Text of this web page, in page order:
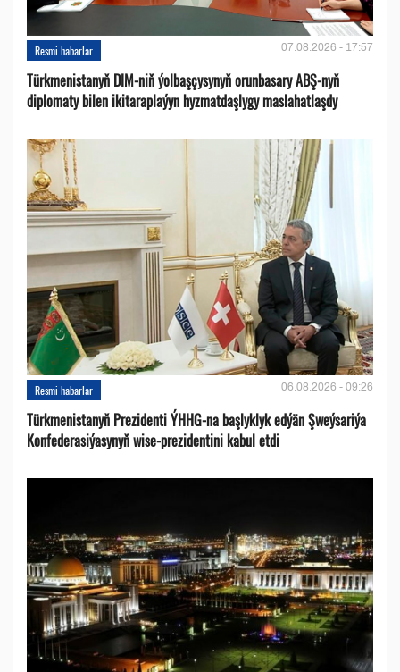
Resmi habarlar 07.08.2026 - 17:57
Türkmenistanyň DIM-niň ýolbaşçysynyň orunbasary ABŞ-nyň
diplomaty bilen ikitaraplaýyn hyzmatdaşlygy maslahatlaşdy
Resmi habarlar 06.08.2026 - 09:26
Türkmenistanyň Prezidenti ÝHHG-na başlyklyk edýän Şweýsariýa
Konfederasiýasynyň wise-prezidentini kabul etdi